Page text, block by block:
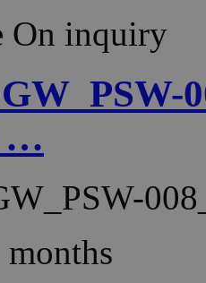
On inquiry
…
months